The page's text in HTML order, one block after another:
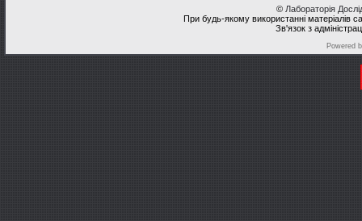
© Лабораторія
При будь-якому використанні матеріалів
Зв'язок з
Powered